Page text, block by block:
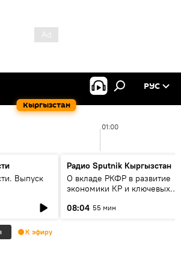
Кыргызстан
РУС
01:00
Выпуск
Радио Sputnik Кыргызстан
О вкладе РКФР в развитие
экономики КР и ключевых
08:04 55 мин
К эфиру